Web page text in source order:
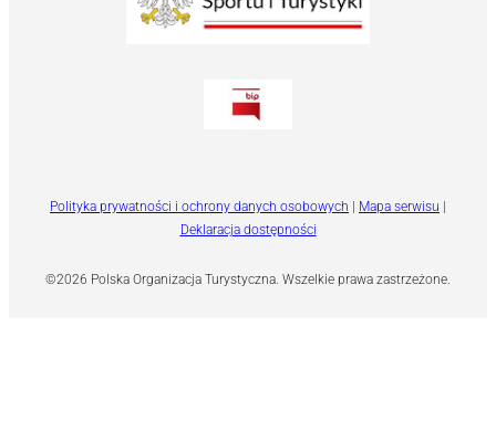
©2026 Polska Organizacja Turystyczna. Wszelkie prawa zastrzeżone.
Polityka prywatności i ochrony danych osobowych | Mapa serwisu |
Deklaracja dostępności